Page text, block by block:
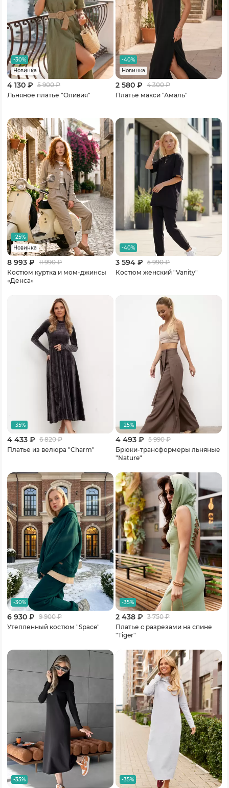
-30%
Новинка
4 130 ₽ 5 900₽
Льняное платье "Оливия"
-40%
Новинка
2 580 ₽ 4 300₽
Платье макси "Амаль"
-25%
Новинка
8 993 ₽ 11 990₽
Костюм куртка и мом-джинсы
«Денса»
-40%
3 594 ₽ 5 990₽
Костюм женский "Vanity"
-35%
4 433 ₽ 6 820₽
Платье из велюра "Charm"
-25%
4 493 ₽ 5 990₽
Брюки-трансформеры льняные
"Nature"
-30%
6 930 ₽ 9 900₽
Утепленный костюм "Space"
-35%
2 438 ₽ 3 750₽
Платье с разрезами на спине
"Tiger"
-35% -35%